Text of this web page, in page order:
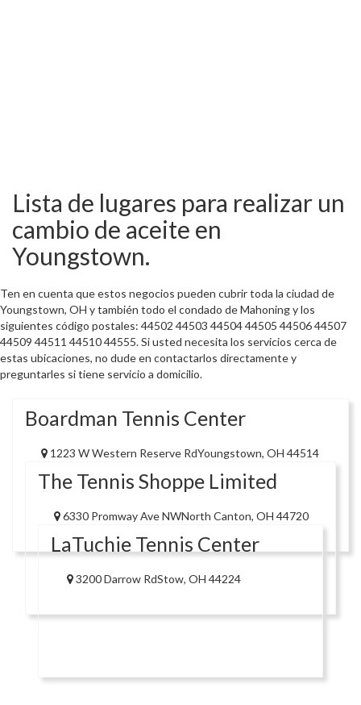
Lista de lugares para realizar un
cambio de aceite en
Youngstown.
Ten en cuenta que estos negocios pueden cubrir toda la ciudad de
Youngstown, OH y también todo el condado de Mahoning y los
siguientes código postales: 44502 44503 44504 44505 44506 44507
44509 44511 44510 44555. Si usted necesita los servicios cerca de
estas ubicaciones, no dude en contactarlos directamente y
preguntarles si tiene servicio a domicilio.
Boardman Tennis Center
1223 W Western Reserve RdYoungstown, OH 44514
The Tennis Shoppe Limited
6330 Promway Ave NWNorth Canton, OH 44720
LaTuchie Tennis Center
3200 Darrow RdStow, OH 44224